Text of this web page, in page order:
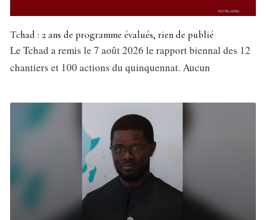
Tchad : 2 ans de programme évalués, rien de publié
Le Tchad a remis le 7 août 2026 le rapport biennal des 12
chantiers et 100 actions du quinquennat. Aucun